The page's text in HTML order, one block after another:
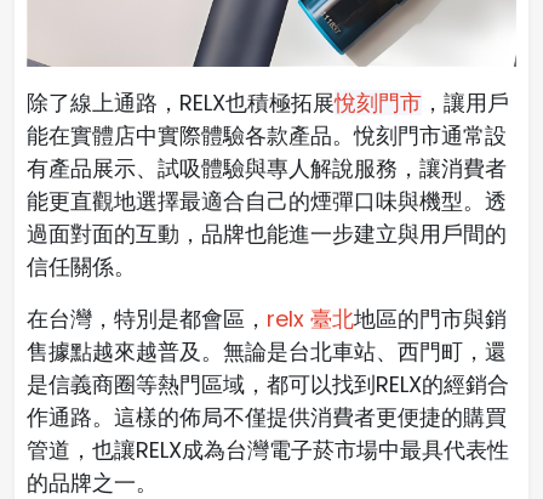
除了線上通路，RELX也積極拓展悅刻門市 ，讓用戶
能在實體店中實際體驗各款產品。悅刻門市通常設
有產品展示、試吸體驗與專人解說服務，讓消費者
能更直觀地選擇最適合自己的煙彈口味與機型。透
過面對面的互動，品牌也能進一步建立與用戶間的
信任關係。
在台灣，特別是都會區， relx 臺北地區的門市與銷
售據點越來越普及。無論是台北車站、西門町，還
是信義商圈等熱門區域，都可以找到RELX的經銷合
作通路。這樣的佈局不僅提供消費者更便捷的購買
管道，也讓RELX成為台灣電子菸市場中最具代表性
的品牌之一。